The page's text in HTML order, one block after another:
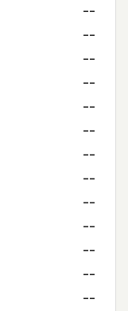
--
--
--
--
--
--
--
--
--
--
--
--
--